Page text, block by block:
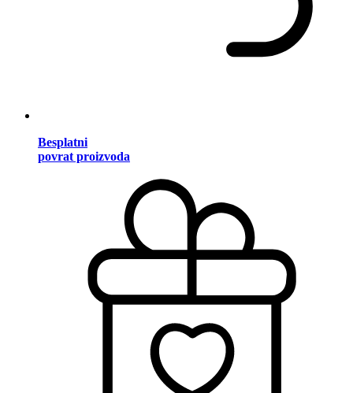
Besplatni
povrat proizvoda